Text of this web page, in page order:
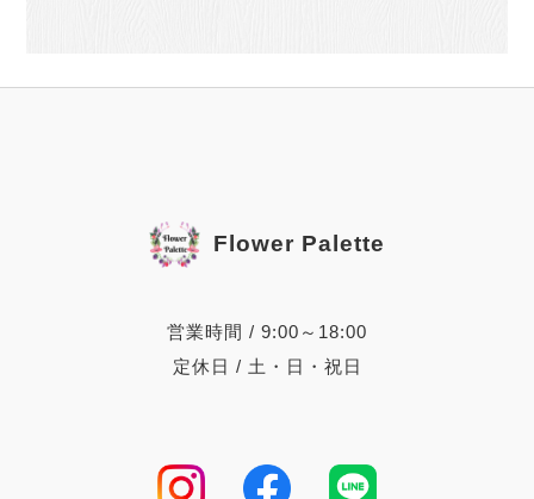
Flower Palette
営業時間 / 9:00～18:00
定休日 / 土・日・祝日